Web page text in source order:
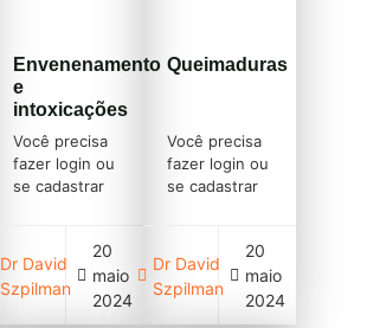
Envenenamento
e
intoxicações
Você precisa
fazer login ou
se cadastrar
acima)
Dr David
Szpilman
20
maio
2024
Queimaduras
Você precisa
fazer login ou
se cadastrar
acima)
Dr David
Szpilman
20
maio
2024